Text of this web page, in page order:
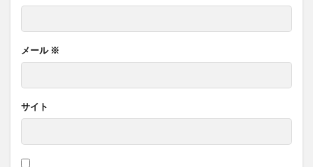
メール ※
サイト